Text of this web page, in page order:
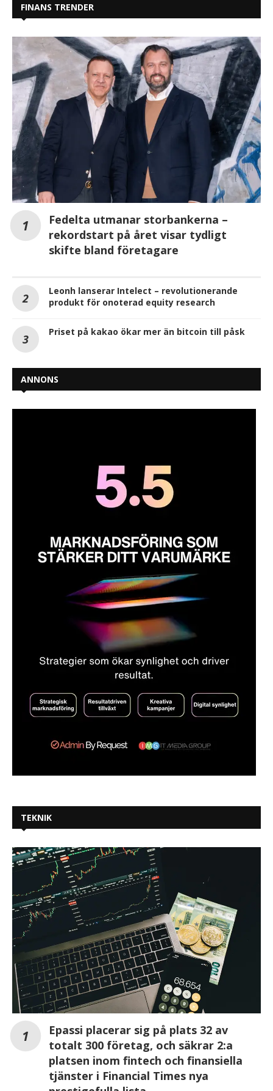
FINANS TRENDER
Fedelta utmanar storbankerna –
rekordstart på året visar tydligt
skifte bland företagare
Leonh lanserar Intelect – revolutionerande
produkt för onoterad equity research
Priset på kakao ökar mer än bitcoin till påsk
ANNONS
TEKNIK
Epassi placerar sig på plats 32 av
totalt 300 företag, och säkrar 2:a
platsen inom fintech och finansiella
tjänster i Financial Times nya